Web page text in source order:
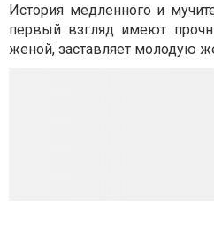
История медленного и
первый взгляд имеют
женой, заставляет молодую